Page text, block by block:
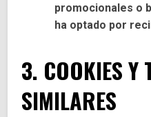
promocionales o
ha optado por
3. COOKIES Y
SIMILARES